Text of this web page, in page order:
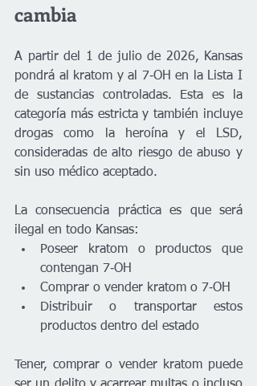
cambia
A partir del 1 de julio de 2026, Kansas
pondrá al kratom y al 7‑OH en la Lista I
de sustancias controladas. Esta es la
categoría más estricta y también incluye
drogas como la heroína y el LSD,
consideradas de alto riesgo de abuso y
sin uso médico aceptado.
La consecuencia práctica es que será
ilegal en todo Kansas:
Poseer kratom o productos que
contengan 7‑OH
Comprar o vender kratom o 7‑OH
Distribuir o transportar estos
productos dentro del estado
Tener, comprar o vender kratom puede